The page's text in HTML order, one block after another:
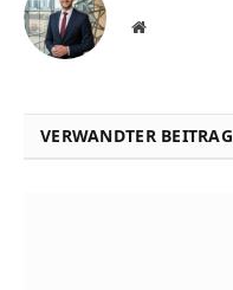
Website
VERWANDTER BEITRAG